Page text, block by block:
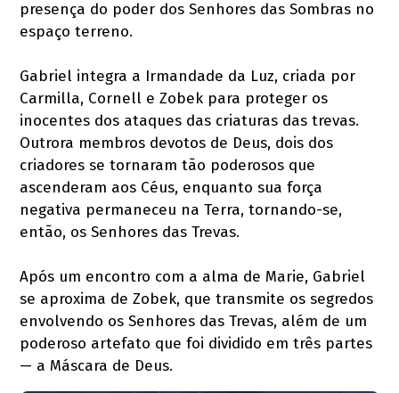
presença do poder dos Senhores das Sombras no
espaço terreno.
Gabriel integra a Irmandade da Luz, criada por
Carmilla, Cornell e Zobek para proteger os
inocentes dos ataques das criaturas das trevas.
Outrora membros devotos de Deus, dois dos
criadores se tornaram tão poderosos que
ascenderam aos Céus, enquanto sua força
negativa permaneceu na Terra, tornando-se,
então, os Senhores das Trevas.
Após um encontro com a alma de Marie, Gabriel
se aproxima de Zobek, que transmite os segredos
envolvendo os Senhores das Trevas, além de um
poderoso artefato que foi dividido em três partes
— a Máscara de Deus.